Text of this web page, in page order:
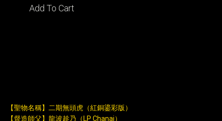
Add To Cart
【聖物名稱】二期無頭虎（紅銅鎏彩版）
【督造師父】龍波趁乃（LP Chanai）